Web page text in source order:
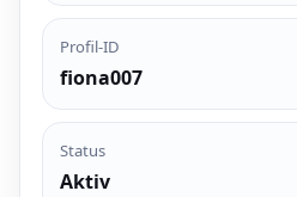
Profil-ID
fiona007
Status
Aktiv